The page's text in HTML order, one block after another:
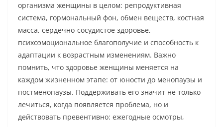
организма женщины в целом: репродуктивная
система, гормональный фон, обмен веществ, костная
масса, сердечно-сосудистое здоровье,
психоэмоциональное благополучие и способность к
адаптации к возрастным изменениям. Важно
помнить, что здоровье женщины меняется на
каждом жизненном этапе: от юности до менопаузы и
постменопаузы. Поддерживать его значит не только
лечиться, когда появляется проблема, но и
действовать превентивно: ежегодные осмотры,